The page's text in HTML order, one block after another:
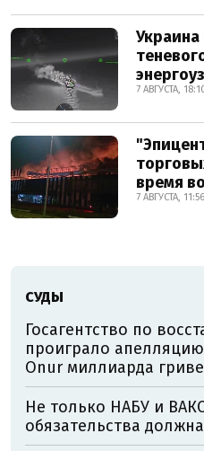
Украина
7 АВГУСТА,
время
7 АВГУСТА, 11:56
СУДЫ
Госагентство по
проиграло
Onur миллиарда
Не только НАБУ и
обязательства